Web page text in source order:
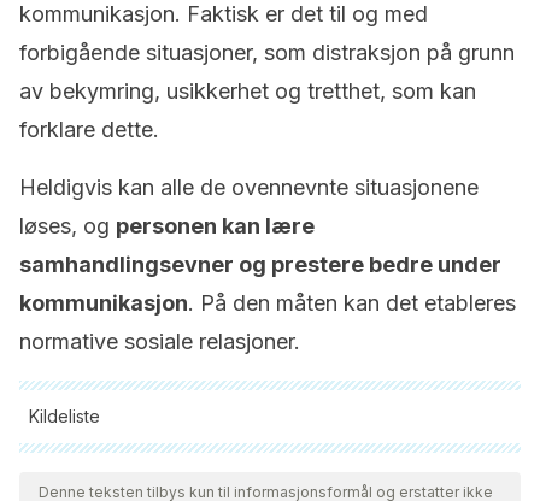
kommunikasjon. Faktisk er det til og med
forbigående situasjoner, som distraksjon på grunn
av bekymring, usikkerhet og tretthet, som kan
forklare dette.
Heldigvis kan alle de ovennevnte situasjonene
løses, og personen kan lære
samhandlingsevner og prestere bedre under
kommunikasjon. På den måten kan det etableres
normative sosiale relasjoner.
Kildeliste
Alle siterte kilder ble grundig gjennomgått av teamet vårt for å
sikre deres kvalitet, pålitelighet, aktualitet og validitet.
Denne teksten tilbys kun til informasjonsformål og erstatter ikke